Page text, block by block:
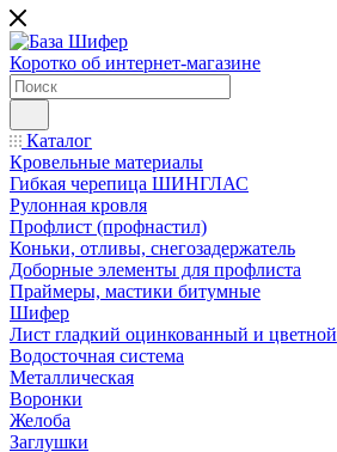
Коротко об интернет-магазине
Каталог
Кровельные материалы
Гибкая черепица ШИНГЛАС
Рулонная кровля
Профлист (профнастил)
Коньки, отливы, снегозадержатель
Доборные элементы для профлиста
Праймеры, мастики битумные
Шифер
Лист гладкий оцинкованный и цветной
Водосточная система
Металлическая
Воронки
Желоба
Заглушки